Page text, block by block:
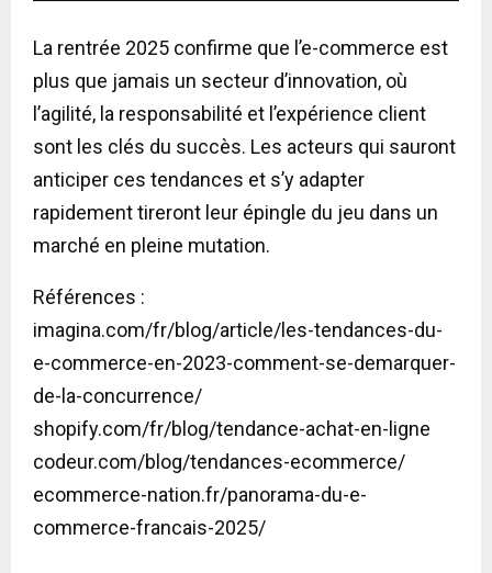
La rentrée 2025 confirme que l’e-commerce est
plus que jamais un secteur d’innovation, où
l’agilité, la responsabilité et l’expérience client
sont les clés du succès. Les acteurs qui sauront
anticiper ces tendances et s’y adapter
rapidement tireront leur épingle du jeu dans un
marché en pleine mutation.
Références :
imagina.com/fr/blog/article/les-tendances-du-
e-commerce-en-2023-comment-se-demarquer-
de-la-concurrence/
shopify.com/fr/blog/tendance-achat-en-ligne
codeur.com/blog/tendances-ecommerce/
ecommerce-nation.fr/panorama-du-e-
commerce-francais-2025/